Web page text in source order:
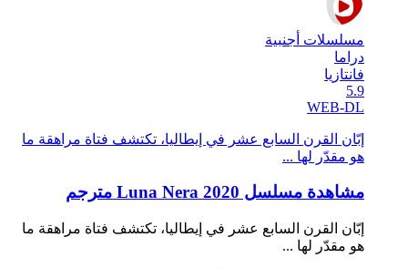
مسلسلات أجنبية
دراما
فانتازيا
5.9
WEB-DL
إبّان القرن السابع عشر في إيطاليا، تكتشف فتاة مراهقة ما
هو مقدّر لها ...
مشاهدة مسلسل Luna Nera 2020 مترجم
إبّان القرن السابع عشر في إيطاليا، تكتشف فتاة مراهقة ما
هو مقدّر لها ...